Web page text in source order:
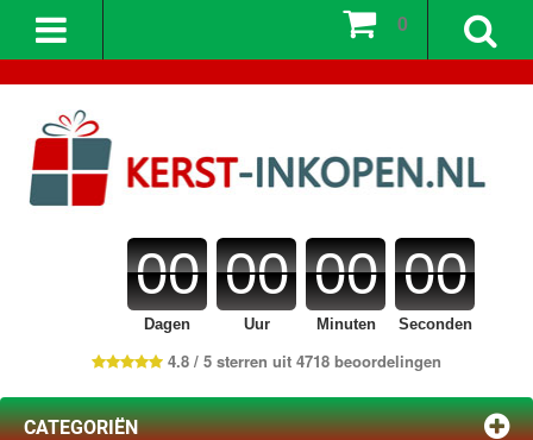
00
Dagen
00
Uur
00
Minuten
00
Seconden
4.8 / 5 sterren uit 4718 beoordelingen
0
CATEGORIËN